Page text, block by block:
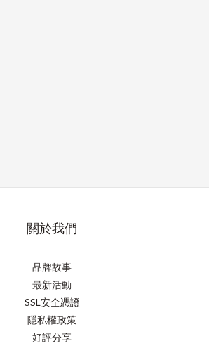
關於我們
品牌故事
最新活動
SSL安全憑證
隱私權政策
好評分享